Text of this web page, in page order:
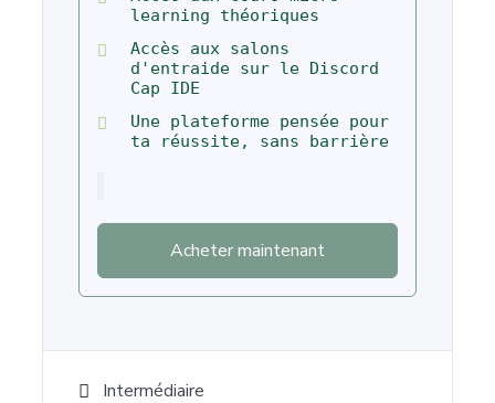
learning théoriques
Accès aux salons
d'entraide sur le Discord
Cap IDE
Une plateforme pensée pour
ta réussite, sans barrière
Acheter maintenant
Intermédiaire